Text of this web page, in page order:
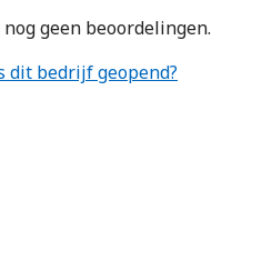
geen beoordelingen.
dit bedrijf geopend?